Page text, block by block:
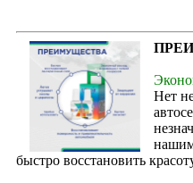
Нет
быстро восстановить